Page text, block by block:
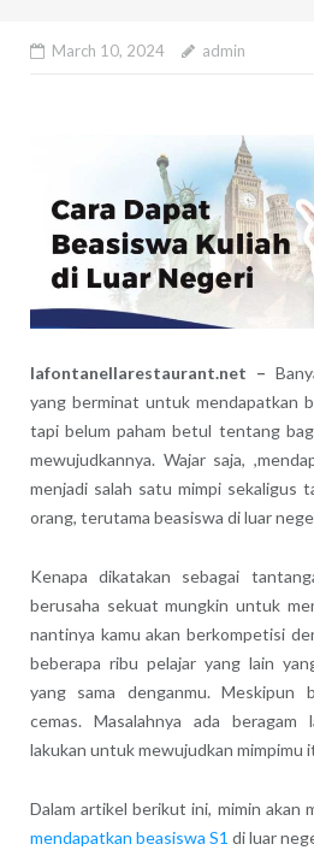
March 10, 2024 admin
lafontanellarestaurant.net –
yang berminat untuk mendapatkan
tapi belum paham betul tentang
mewujudkannya. Wajar saja,
menjadi salah satu mimpi sekaligus
orang, terutama beasiswa di luar
Kenapa dikatakan sebagai
berusaha sekuat mungkin untuk
nantinya kamu akan berkompetisi
beberapa ribu pelajar yang lain
yang sama denganmu. Meskipun
cemas. Masalahnya ada beragam
lakukan untuk mewujudkan mimpimu
Dalam artikel berikut ini, mimin akan
mendapatkan beasiswa S1 di luar